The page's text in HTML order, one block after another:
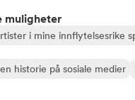
muligheter
i mine innflytelsesrike
historie på sosiale medier